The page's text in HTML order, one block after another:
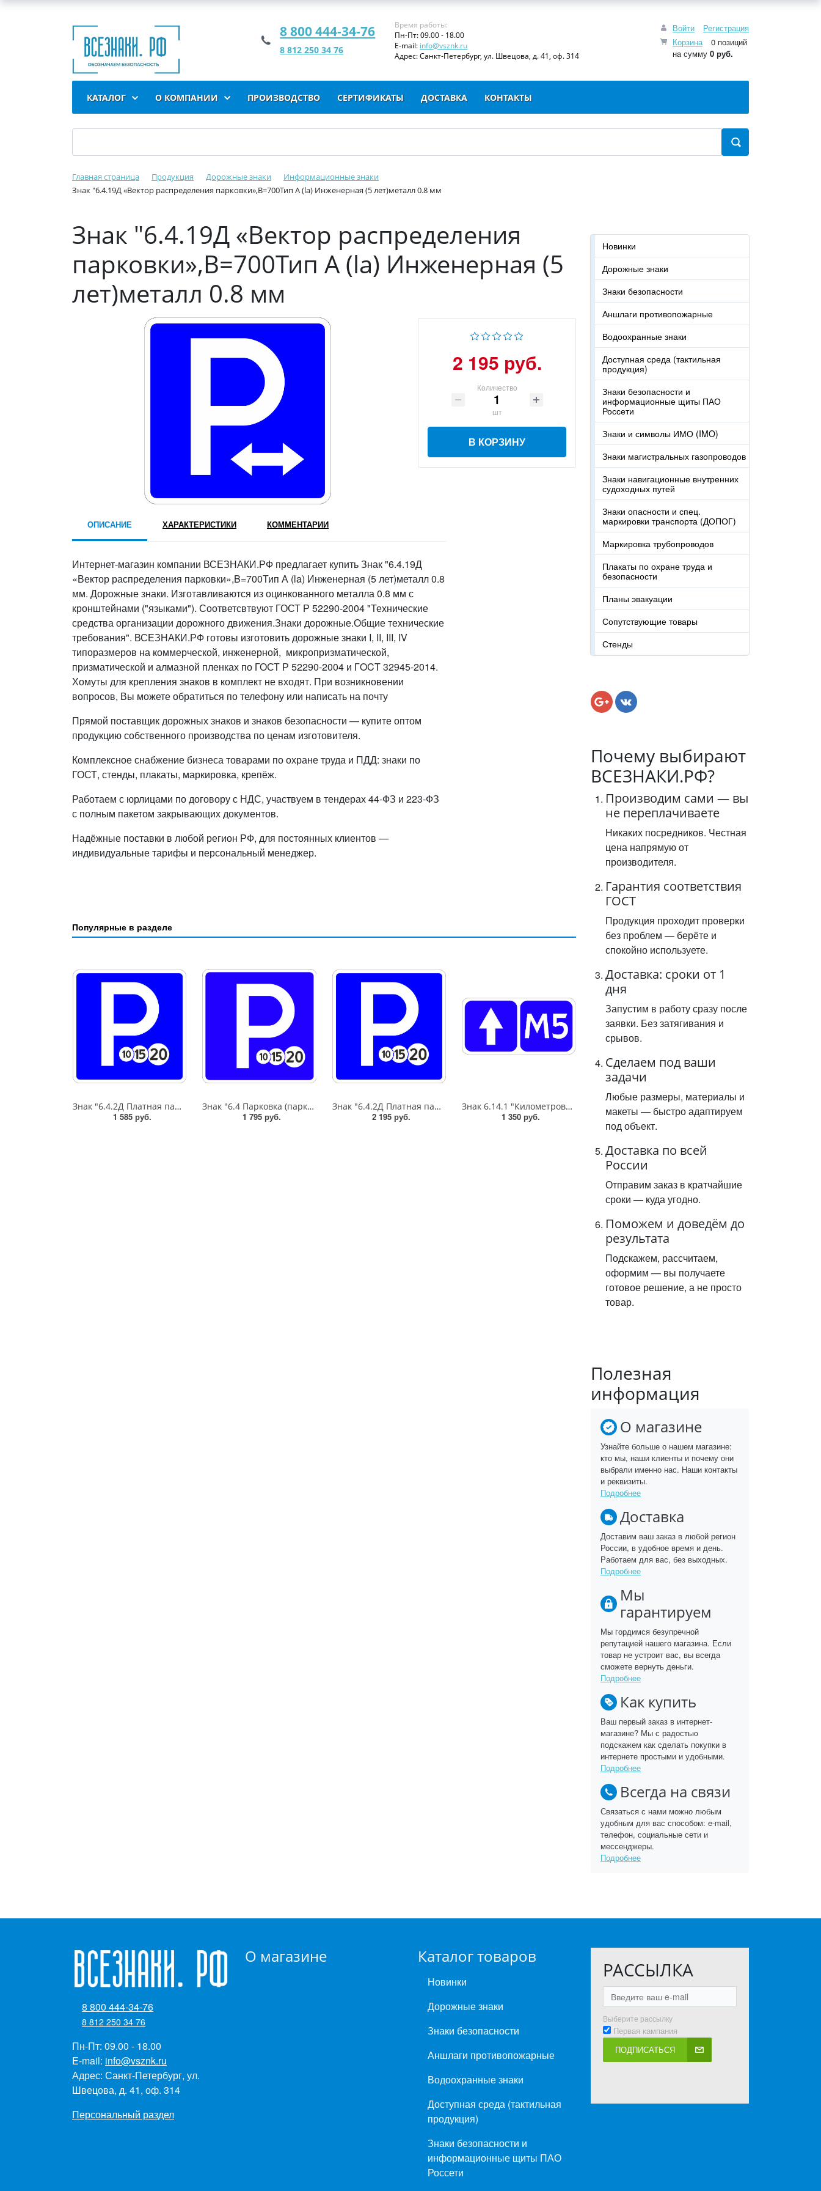
Войти
Регистрация
Корзина
0 позиций
на сумму 0 руб.
8 800 444-34-76
8 812 250 34 76
Время работы:
Пн-Пт: 09.00 - 18.00
E-mail: info@vsznk.ru
Адрес: Санкт-Петербург, ул. Швецова, д. 41, оф. 314
КАТАЛОГ О КОМПАНИИ ПРОИЗВОДСТВО СЕРТИФИКАТЫ ДОСТАВКА КОНТАКТЫ
Главная страница Продукция Дорожные знаки
Информационные знаки
Знак "6.4.19Д «Вектор распределения парковки»,B=700Тип А (la) Инженерная (5 лет)металл 0.8 мм
Знак "6.4.19Д «Вектор распределения
парковки»,B=700Тип А (la) Инженерная (5
лет)металл 0.8 мм
2 195 руб.
Количество
шт
В КОРЗИНУ
ОПИСАНИЕ ХАРАКТЕРИСТИКИ КОММЕНТАРИИ
Интернет-магазин компании ВСЕЗНАКИ.РФ предлагает купить Знак "6.4.19Д
«Вектор распределения парковки»,B=700Тип А (la) Инженерная (5 лет)металл 0.8
мм. Дорожные знаки. Изготавливаются из оцинкованного металла 0.8 мм с
кронштейнами ("языками"). Соответсвтвуют ГОСТ Р 52290-2004 "Технические
средства организации дорожного движения.Знаки дорожные.Общие технические
требования". ВСЕЗНАКИ.РФ готовы изготовить дорожные знаки I, II, III, IV
типоразмеров на коммерческой, инженерной, микропризматической,
призматической и алмазной пленках по ГОСТ Р 52290-2004 и ГOCT 32945-2014.
Хомуты для крепления знаков в комплект не входят. При возникновении
вопросов, Вы можете обратиться по телефону или написать на почту
Прямой поставщик дорожных знаков и знаков безопасности — купите оптом
продукцию собственного производства по ценам изготовителя.
Комплексное снабжение бизнеса товарами по охране труда и ПДД: знаки по
ГОСТ, стенды, плакаты, маркировка, крепёж.
Работаем с юрлицами по договору с НДС, участвуем в тендерах 44-ФЗ и 223-ФЗ
с полным пакетом закрывающих документов.
Надёжные поставки в любой регион РФ, для постоянных клиентов —
индивидуальные тарифы и персональный менеджер.
Популярные в разделе
Знак "6.4.2Д Платная парковка для автотранспорта»,B=600,Тип А Коммерческая (3 года),металл 0.8 мм
1 585 руб.
Знак "6.4 Парковка (парковочное место)",B=600,Тип А (1б) Микропризм. (7-9 лет)металл 0.8 мм
1 795 руб.
Знак "6.4.2Д Платная парковка для автотранспорта»,B=700Тип А (la) Инженерная (5 лет)металл 0.8 мм
2 195 руб.
Знак 6.14.1 "Километровый знак",350*700Тип А (1б) Микропризм. (7-9 лет)металл 0.8 мм
1 350 руб.
Новинки
Дорожные знаки
Знаки безопасности
Аншлаги противопожарные
Водоохранные знаки
Доступная среда (тактильная
продукция)
Знаки безопасности и
информационные щиты ПАО
Россети
Знаки и символы ИМО (IMO)
Знаки магистральных газопроводов
Знаки навигационные внутренних
судоходных путей
Знаки опасности и спец.
маркировки транспорта (ДОПОГ)
Маркировка трубопроводов
Плакаты по охране труда и
безопасности
Планы эвакуации
Сопутствующие товары
Стенды
Почему выбирают
ВСЕЗНАКИ.РФ?
Производим сами — вы
не переплачиваете
Никаких посредников. Честная
цена напрямую от
производителя.
Гарантия соответствия
ГОСТ
Продукция проходит проверки
без проблем — берёте и
спокойно используете.
Доставка: сроки от 1
дня
Запустим в работу сразу после
заявки. Без затягивания и
срывов.
Сделаем под ваши
задачи
Любые размеры, материалы и
макеты — быстро адаптируем
под объект.
Доставка по всей
России
Отправим заказ в кратчайшие
сроки — куда угодно.
Поможем и доведём до
результата
Подскажем, рассчитаем,
оформим — вы получаете
готовое решение, а не просто
товар.
Полезная
информация
О магазине
Узнайте больше о нашем магазине:
кто мы, наши клиенты и почему они
выбрали именно нас. Наши контакты
и реквизиты.
Подробнее
Доставка
Доставим ваш заказ в любой регион
России, в удобное время и день.
Работаем для вас, без выходных.
Подробнее
Мы
гарантируем
Мы гордимся безупречной
репутацией нашего магазина. Если
товар не устроит вас, вы всегда
сможете вернуть деньги.
Подробнее
Как купить
Ваш первый заказ в интернет-
магазине? Мы с радостью
подскажем как сделать покупки в
интернете простыми и удобными.
Подробнее
Всегда на связи
Связаться с нами можно любым
удобным для вас способом: e-mail,
телефон, социальные сети и
мессенджеры.
Подробнее
О магазине Каталог товаров
Новинки
Дорожные знаки
Знаки безопасности
Аншлаги противопожарные
Водоохранные знаки
Доступная среда (тактильная
продукция)
Знаки безопасности и
информационные щиты ПАО
Россети
РАССЫЛКА
Выберите рассылку
Первая кампания
ПОДПИСАТЬСЯ
8 800 444-34-76
8 812 250 34 76
Пн-Пт: 09.00 - 18.00
E-mail: info@vsznk.ru
Адрес: Санкт-Петербург, ул.
Швецова, д. 41, оф. 314
Персональный раздел